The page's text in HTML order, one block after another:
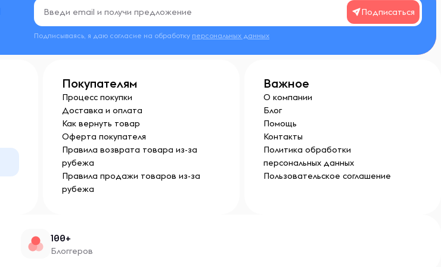
Подписаться
Подписываясь, я даю согласие на обработку персональных данных
Покупателям
Процесс покупки
Доставка и оплата
Как вернуть товар
Оферта покупателя
Правила возврата товара из-за
рубежа
Правила продажи товаров из-за
рубежа
Важное
О компании
Блог
Помощь
Контакты
Политика обработки
персональных данных
Пользовательское соглашение
100+
Блоггеров